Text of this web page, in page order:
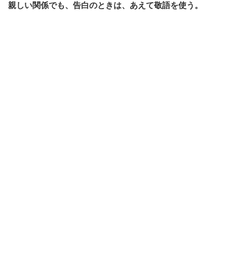
親しい関係でも、告白のときは、あえて敬語を使う。